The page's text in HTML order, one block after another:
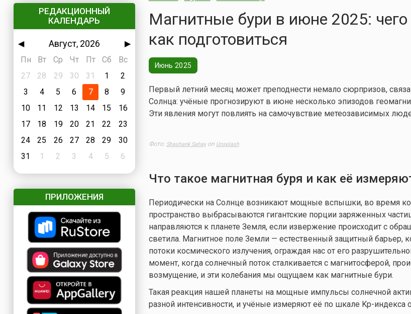
РЕДАКЦИОННЫЙ
КАЛЕНДАРЬ
◀ Август, 2026
▶
Пн
Вт Ср Чт Пт Сб
Вс
27
28 29 30 31 1
2
3
4 5 6 7 8
9
10
11 12 13 14 15
16
17
18 19 20 21 22
23
24
25 26 27 28 29
30
31
1 2 3 4 5 6
ПРИЛОЖЕНИЯ
Магнитные бури в июне 2025:
как подготовиться
Июнь 2025
Первый летний месяц может преподнести немало сюрпризов,
Солнца: учёные прогнозируют в июне несколько эпизодов
Эти явления могут повлиять на самочувствие метеозависимых
Фото: Shashank Sahayon Unsplash
Что такое магнитная буря и как её
Периодически на Солнце возникают мощные вспышки, во время
пространство выбрасываются гигантские порции заряженных
направляются к планете Земля, если извержение происходит с
светила. Магнитное поле Земли — естественный защитный барьер,
потоки космического излучения, ограждая нас от его
момент, когда солнечный поток сталкивается с магнитосферой,
возмущение, и эти колебания мы ощущаем как магнитные бури.
Такая реакция нашей планеты на мощные импульсы солнечной
разной интенсивности, и учёные измеряют её по шкале Kp-индекса